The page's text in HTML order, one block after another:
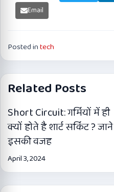
Email
Posted intech
Related Posts
Short Circuit: गर्मियों में ही
क्यों होते है शार्ट सर्किट ? जाने
इसकी वजह
April 3, 2024